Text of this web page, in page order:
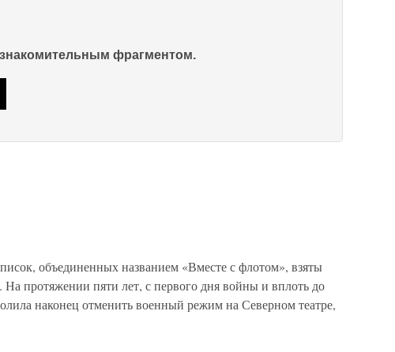
фрагментом.
объединенных названием «Вместе с флотом», взяты
протяжении пяти лет, с первого дня войны и вплоть до
наконец отменить военный режим на Северном театре,